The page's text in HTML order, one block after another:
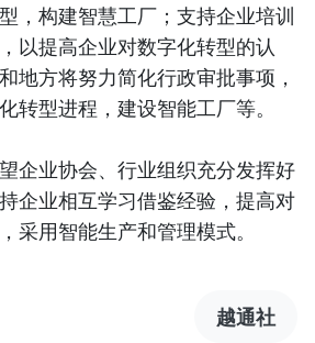
，构建智慧工厂；支持企业培训
以提高企业对数字化转型的认
地方将努力简化行政审批事项，
转型进程，建设智能工厂等。
企业协会、行业组织充分发挥好
企业相互学习借鉴经验，提高对
采用智能生产和管理模式。
越通社